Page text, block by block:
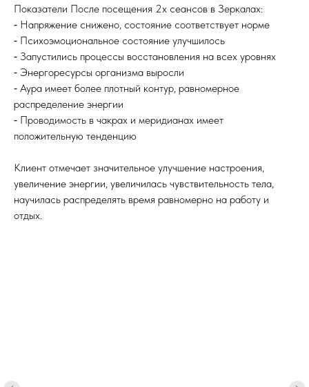
Показатели После посещения 2х сеансов в Зеркалах:
⁃ Напряжение снижено, состояние соответствует норме
⁃ Психоэмоциональное состояние улучшилось
⁃ Запустились процессы восстановления на всех уровнях
⁃ Энергоресурсы организма выросли
⁃ Аура имеет более плотный контур, равномерное
распределение энергии
⁃ Проводимость в чакрах и меридианах имеет
положительную тенденцию
Клиент отмечает значительное улучшение настроения,
увеличение энергии, увеличилась чувствительность тела,
научилась распределять время равномерно на работу и
отдых.